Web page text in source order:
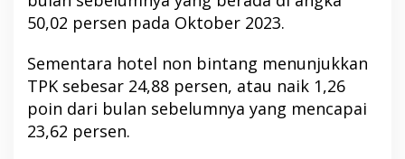
50,02 persen pada Oktober 2023.
Sementara hotel non bintang menunjukkan
TPK sebesar 24,88 persen, atau naik 1,26
poin dari bulan sebelumnya yang mencapai
23,62 persen.